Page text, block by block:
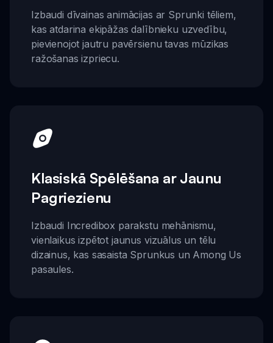
Izbaudi dīvainas animācijas ar Sprunki tēliem,
kas atdarina ekipāžas dalībnieku uzvedību,
pievienojot jautru pavērsienu tavas mūzikas
ražošanas izpriecu.
Klasiskā Spēlēšana ar Jaunu
Pagriezienu
Izbaudi Incredibox parakstu mehānismu,
vienlaikus izpētot jaunus vizuālus un tēlu
dizainus, kas sasaista Sprunkus un Among Us
pasaules.